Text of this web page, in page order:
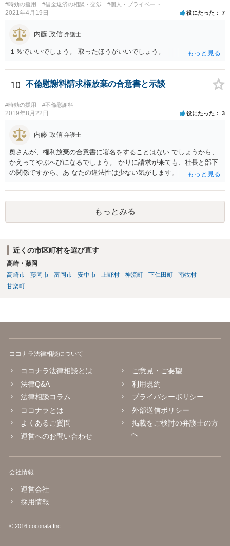
#時効の援用 #借金返済の相談・交渉 #個人・プライベート
2021年4月19日 役にたった 7
内藤 政信 弁護士
１％でいいでしょう。 取ったほうがいいでしょう。
10 不倫慰謝料請求権放棄の合意書と示談
#時効の援用 #不倫慰謝料
2019年8月22日 役にたった 3
内藤 政信 弁護士
奥さんが、権利放棄の合意書に署名をすることはない でしょうから、
かえってやぶへびになるでしょう。 かりに請求が来ても、社長と部下
の関係ですから、あ なたの違法性は少ない気がします。 また、社長も
り少ないと思いますね。 放置がいいと思いますよ。
もっとみる
近くの市区町村を選び直す
高崎・藤岡
高崎市
藤岡市 富岡市 安中市 上野村 神流町 下仁田町
南牧村
甘楽町
ココナラ法律相談について
ココナラ法律相談とは
法律Q&A
法律相談コラム
ココナラとは
よくあるご質問
運営へのお問い合わせ
ご意見・ご要望
利用規約
プライバシーポリシー
外部送信ポリシー
掲載をご検討の弁護士の方
へ
会社情報
運営会社
採用情報
© 2016 coconala Inc.